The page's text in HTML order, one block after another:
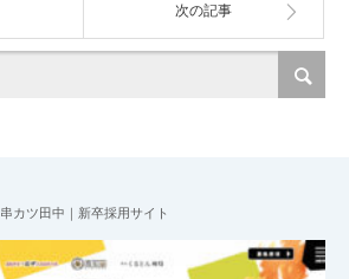
次の記事
串カツ田中｜新卒採用サイト